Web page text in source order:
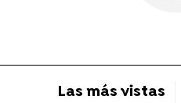
Las más vistas